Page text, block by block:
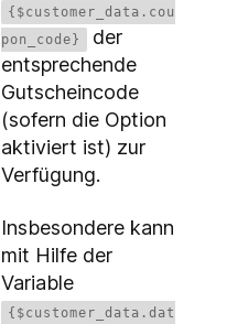
{$customer_data.cou
pon_code}
der
entsprechende
Gutscheincode
(sofern die Option
aktiviert ist) zur
Verfügung.
Insbesondere kann
mit Hilfe der
Variable
{$customer_data.dat